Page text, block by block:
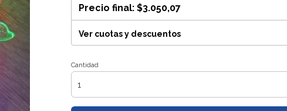
Precio final: $3.050,07
Ver cuotas y descuentos
Cantidad